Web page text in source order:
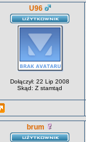
U96
Dołączył: 22 Lip 2008
Skąd: Z stamtąd
brum